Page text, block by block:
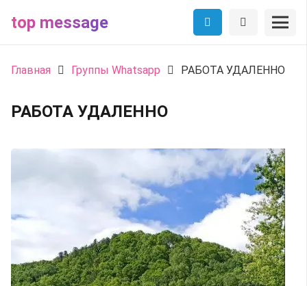
top message
Главная Группы Whatsapp РАБОТА УДАЛЕННО
РАБОТА УДАЛЕННО